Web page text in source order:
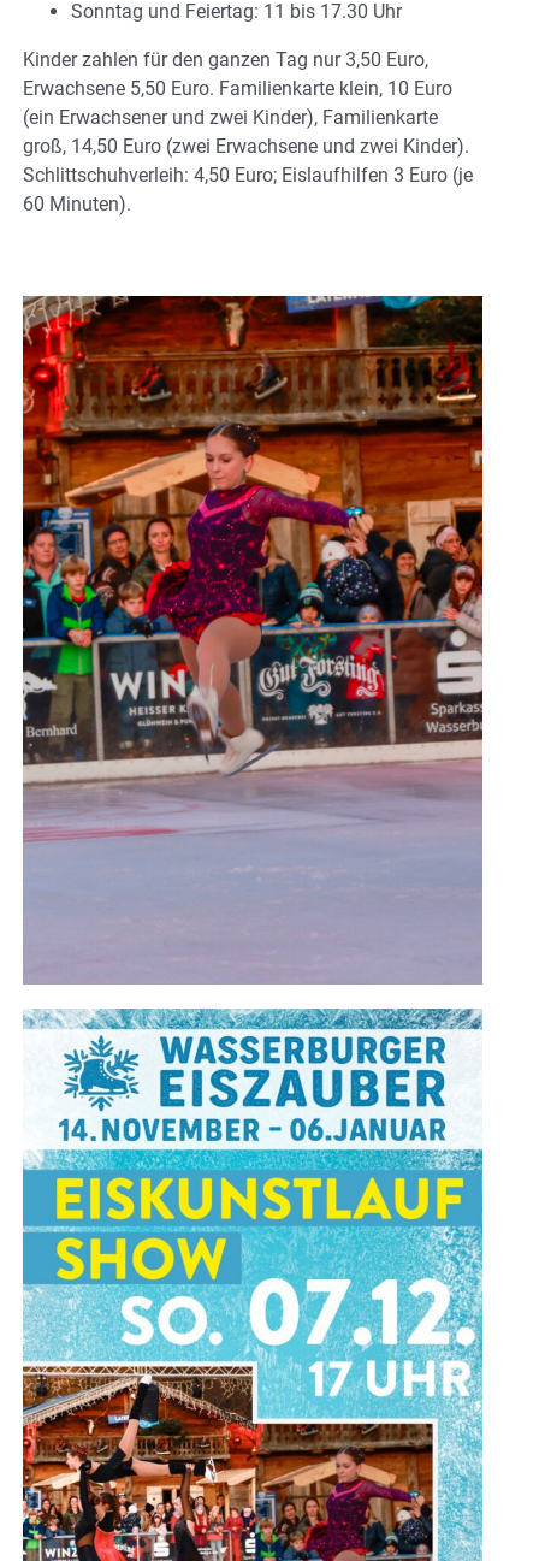
Sonntag und Feiertag: 11 bis 17.30 Uhr
Kinder zahlen für den ganzen Tag nur 3,50 Euro,
Erwachsene 5,50 Euro. Familienkarte klein, 10 Euro
(ein Erwachsener und zwei Kinder), Familienkarte
groß, 14,50 Euro (zwei Erwachsene und zwei Kinder).
Schlittschuhverleih: 4,50 Euro; Eislaufhilfen 3 Euro (je
60 Minuten).